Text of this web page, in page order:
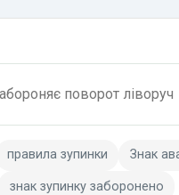
правила зупинки Знак
знак зупинку заборонено